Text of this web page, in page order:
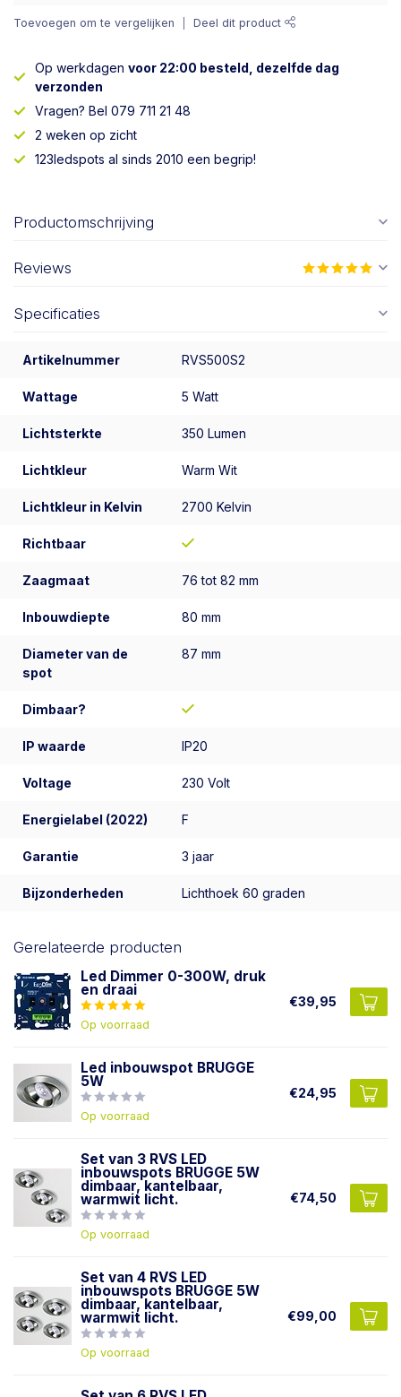
Toevoegen om te vergelijken Deel dit product
Op werkdagen voor 22:00 besteld, dezelfde dag
verzonden
Vragen? Bel 079 711 21 48
2 weken op zicht
123ledspots al sinds 2010 een begrip!
Productomschrijving
Reviews
Specificaties
Artikelnummer RVS500S2
Wattage 5 Watt
Lichtsterkte 350 Lumen
Lichtkleur Warm Wit
Lichtkleur in Kelvin 2700 Kelvin
Richtbaar
Zaagmaat 76 tot 82 mm
Inbouwdiepte 80 mm
Diameter van de
spot
87 mm
Dimbaar?
IP waarde IP20
Voltage 230 Volt
Energielabel (2022) F
Garantie 3 jaar
Bijzonderheden Lichthoek 60 graden
Gerelateerde producten
Led Dimmer 0-300W, druk
en draai
Op voorraad
€39,95
Led inbouwspot BRUGGE
5W
Op voorraad
€24,95
Set van 3 RVS LED
inbouwspots BRUGGE 5W
dimbaar, kantelbaar,
warmwit licht.
Op voorraad
€74,50
Set van 4 RVS LED
inbouwspots BRUGGE 5W
dimbaar, kantelbaar,
warmwit licht.
Op voorraad
€99,00